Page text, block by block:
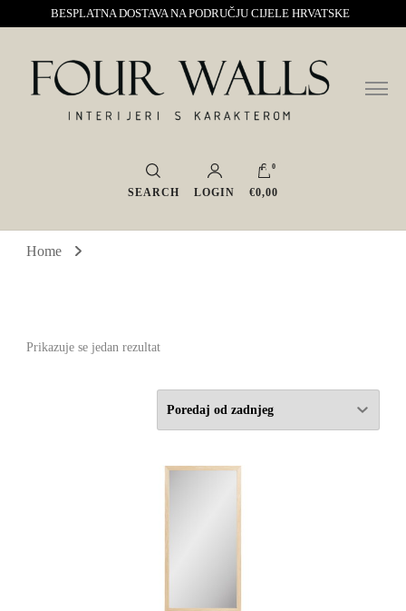
BESPLATNA DOSTAVA NA PODRUČJU CIJELE HRVATSKE
Four Walls
Sve za interijer po Vašoj mjeri. Salon namještaja, dekoracije i rasvjete.
Interijeri s karakterom
SEARCH LOGIN
0
€0,00
Home
Prikazuje se jedan rezultat